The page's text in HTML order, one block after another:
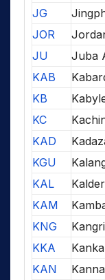
JG
JOR
JU
Juba
KAB
KB
KC
KAD
KGU
KAL
KAM
KNG
Kangri
KKA
KAN